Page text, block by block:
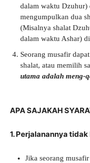
dalam waktu Dzuhur)
mengumpulkan dua
(Misalnya shalat
dalam waktu Ashar)
Seorang musafir
shalat, atau memilih
utama adalah meng-
APA SAJAKAH
1. Perjalanannya
Jika seorang